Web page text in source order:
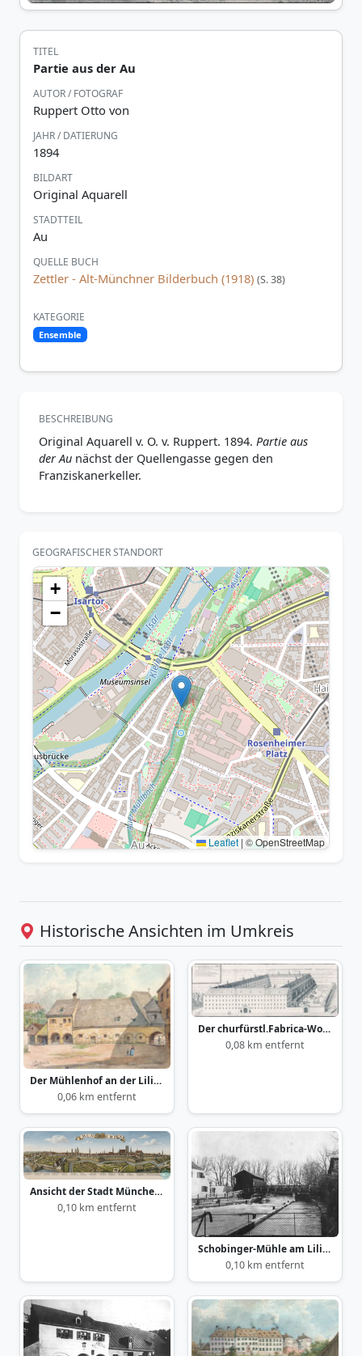
TITEL
Partie aus der Au
AUTOR / FOTOGRAF
Ruppert Otto von
JAHR / DATIERUNG
1894
BILDART
Original Aquarell
STADTTEIL
Au
QUELLE BUCH
Zettler - Alt-Münchner Bilderbuch (1918) (S. 38)
KATEGORIE
Ensemble
BESCHREIBUNG
Original Aquarell v. O. v. Ruppert. 1894. Partie aus
der Au nächst der Quellengasse gegen den
Franziskanerkeller.
GEOGRAFISCHER STANDORT
+
−
Leaflet | © OpenStreetMap
Historische Ansichten im Umkreis
Der Mühlenhof an der Lilienstraße
0,06 km entfernt
Der churfürstl.Fabrica-Woll-Werk in der Au
0,08 km entfernt
Ansicht der Stadt München Nordwesten ca. 1700
0,10 km entfernt
Schobinger-Mühle am Lilienberg
0,10 km entfernt